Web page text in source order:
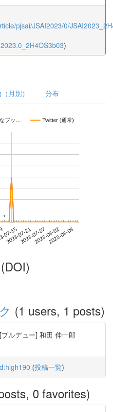
pjsai/JSAI2023/0/
)
月別） 分布
ブッ… Twitter (通常)
07-15
2023-07-212023-07-272023-08-022023-08-08
**
(1 users, 1 posts)
ルデュー] 和田 伸一郎
(投稿一覧)
0 favorites)